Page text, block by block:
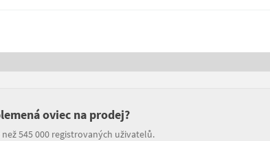
oviec na prodej?
545 000 registrovaných uživatelů.